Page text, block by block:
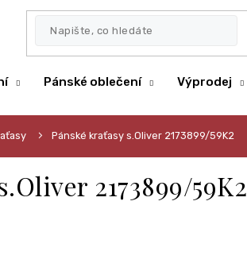
Pánské oblečení Výprodej
Pánské kraťasy s.Oliver 2173899/59K2
2173899/59K2